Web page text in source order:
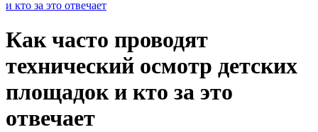
и кто за это отвечает
Как часто проводят
технический осмотр детских
площадок и кто за это
отвечает